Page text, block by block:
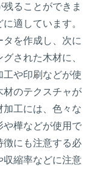
ることができま
適しています。
を作成し、次に
された木材に、
や印刷などが使
材のテクスチャが
工には、色々な
樺などが使用で
徴にも注意する必
縮率などに注意